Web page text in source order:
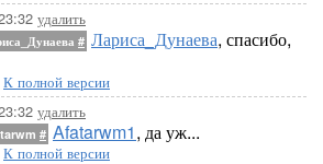
удалить
# Лариса_Дунаева, спасибо,
К полной версии
удалить
# Afatarwm1, да уж...
К полной версии